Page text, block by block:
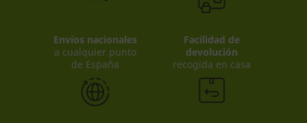
Envíos nacionales
a cualquier punto
de España
Facilidad de
devolución
recogida en casa